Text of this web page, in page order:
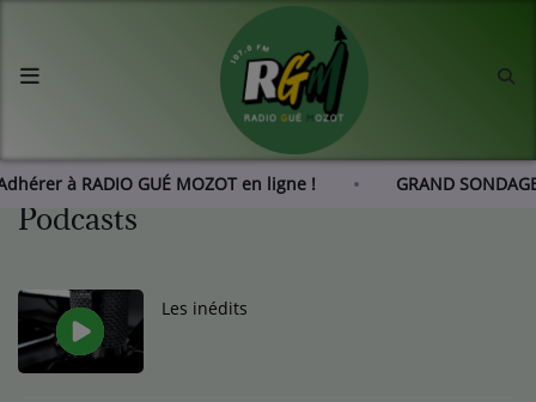
Adhérer à RADIO GUÉ MOZOT en ligne ! GRAND
Agenda
Les actus de RGM
L'histoire de RGM
Radio
Podcasts
Les inédits